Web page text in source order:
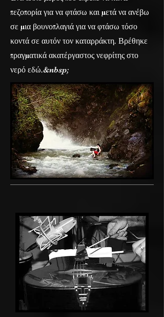
πεζοπορία για να φτάσω και μετά να ανέβω
σε μια βουνοπλαγιά για να φτάσω τόσο
κοντά σε αυτόν τον καταρράκτη. Βρέθηκε
πραγματικά ακατέργαστος νεφρίτης στο
νερό εδώ.&nbsp;